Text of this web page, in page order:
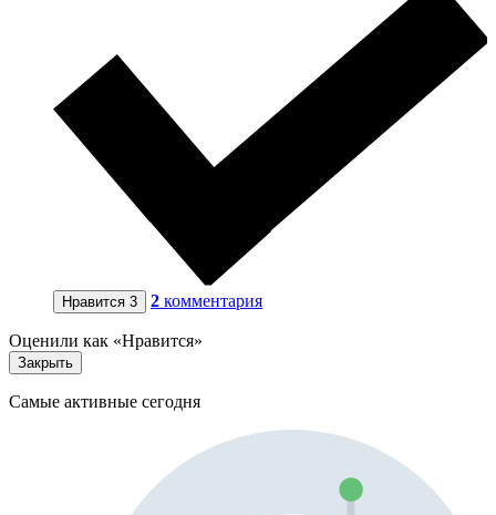
Нравится 3 2 комментария
Оценили как «Нравится»
Закрыть
Самые активные сегодня